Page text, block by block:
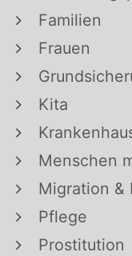
Familien
Frauen
Kita
Menschen
Migration &
Pflege
Prostitution